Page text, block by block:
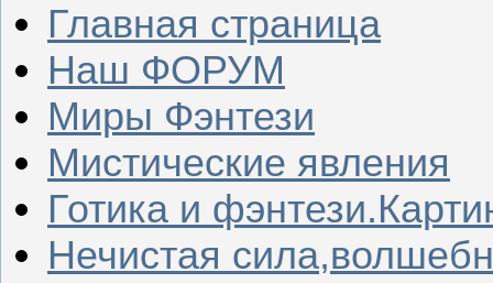
Главная страница
Наш ФОРУМ
Миры Фэнтези
Мистические явления
Готика и
Нечистая